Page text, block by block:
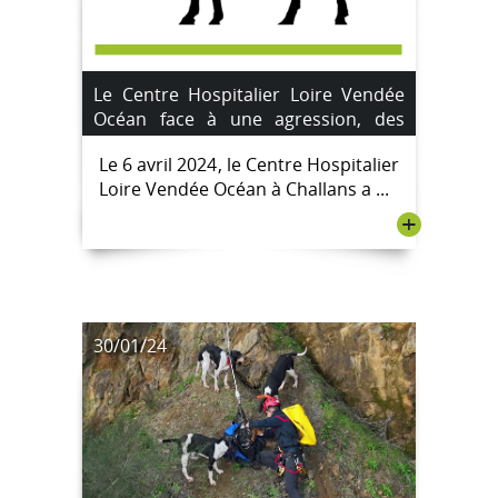
Le Centre Hospitalier Loire Vendée
Océan face à une agression, des
mesures de sécurité renforcées
Le 6 avril 2024, le Centre Hospitalier
Loire Vendée Océan à Challans a ...
+
30/01/24